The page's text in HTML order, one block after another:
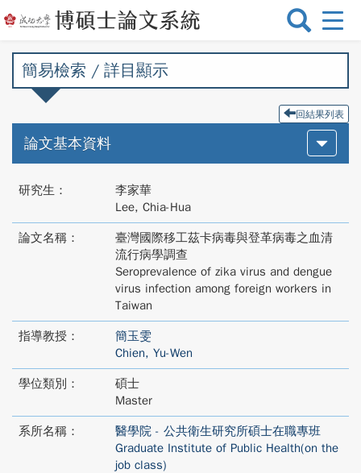
選
切
簡易檢索 / 詳目顯示
回結果列表
論文基本資料
研究生：
李家華
Lee, Chia-Hua
論文名稱：
臺灣國際移工茲卡病毒與登革病毒之血清
流行病學調查
Seroprevalence of zika virus and dengue
virus infection among foreign workers in
Taiwan
指導教授：
簡玉雯
Chien, Yu-Wen
學位類別：
碩士
Master
系所名稱：
醫學院 - 公共衛生研究所碩士在職專班
Graduate Institute of Public Health(on the
job class)